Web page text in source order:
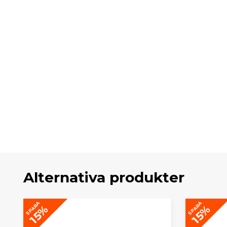
Alternativa produkter
SPARA
15% SPARA
15%